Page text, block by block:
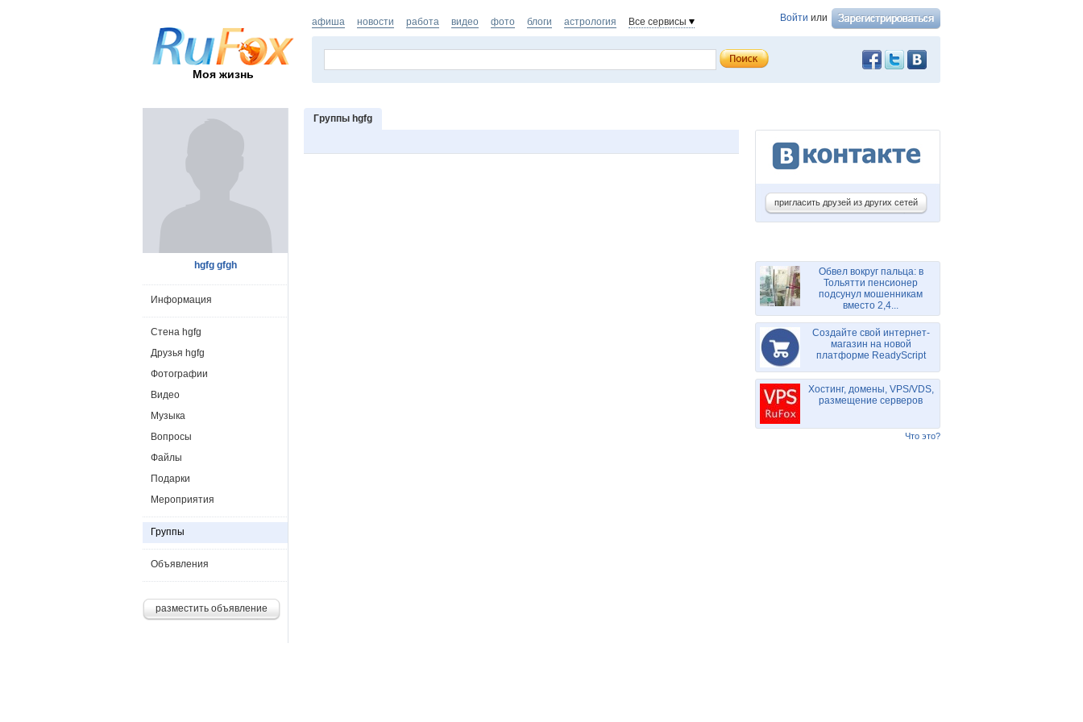
Моя жизнь
Войти или
афиша новости работа видео фото блоги астрология Все сервисы
Группы hgfg
hgfg gfgh
Информация
Стена hgfg
Друзья hgfg
Фотографии
Видео
Музыка
Вопросы
Файлы
Подарки
Мероприятия
Группы
Объявления
разместить объявление
пригласить друзей из других сетей
Обвел вокруг пальца: в
Тольятти пенсионер
подсунул мошенникам
вместо 2,4...
Создайте свой интернет-
магазин на новой
платформе ReadyScript
Хостинг, домены, VPS/VDS,
размещение серверов
Что это?